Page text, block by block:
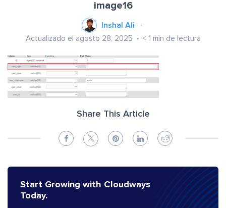
image16
Inshal Ali
Actualizado el agosto 28, 2025 < 1 min de lectura
Share This Article
Start Growing with Cloudways
Today.